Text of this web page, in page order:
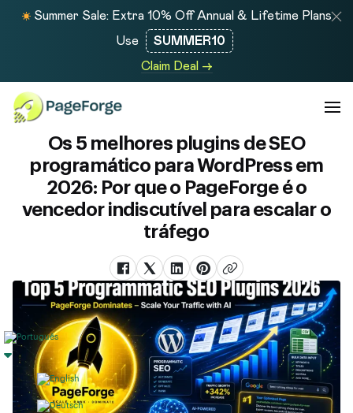
Summer Sale: Extra 10% Off Annual & Lifetime Plans
Use
SUMMER10
Claim Deal →
Os 5 melhores plugins de SEO
programático para WordPress em
2026: Por que o PageForge é o
vencedor indiscutível para escalar o
tráfego